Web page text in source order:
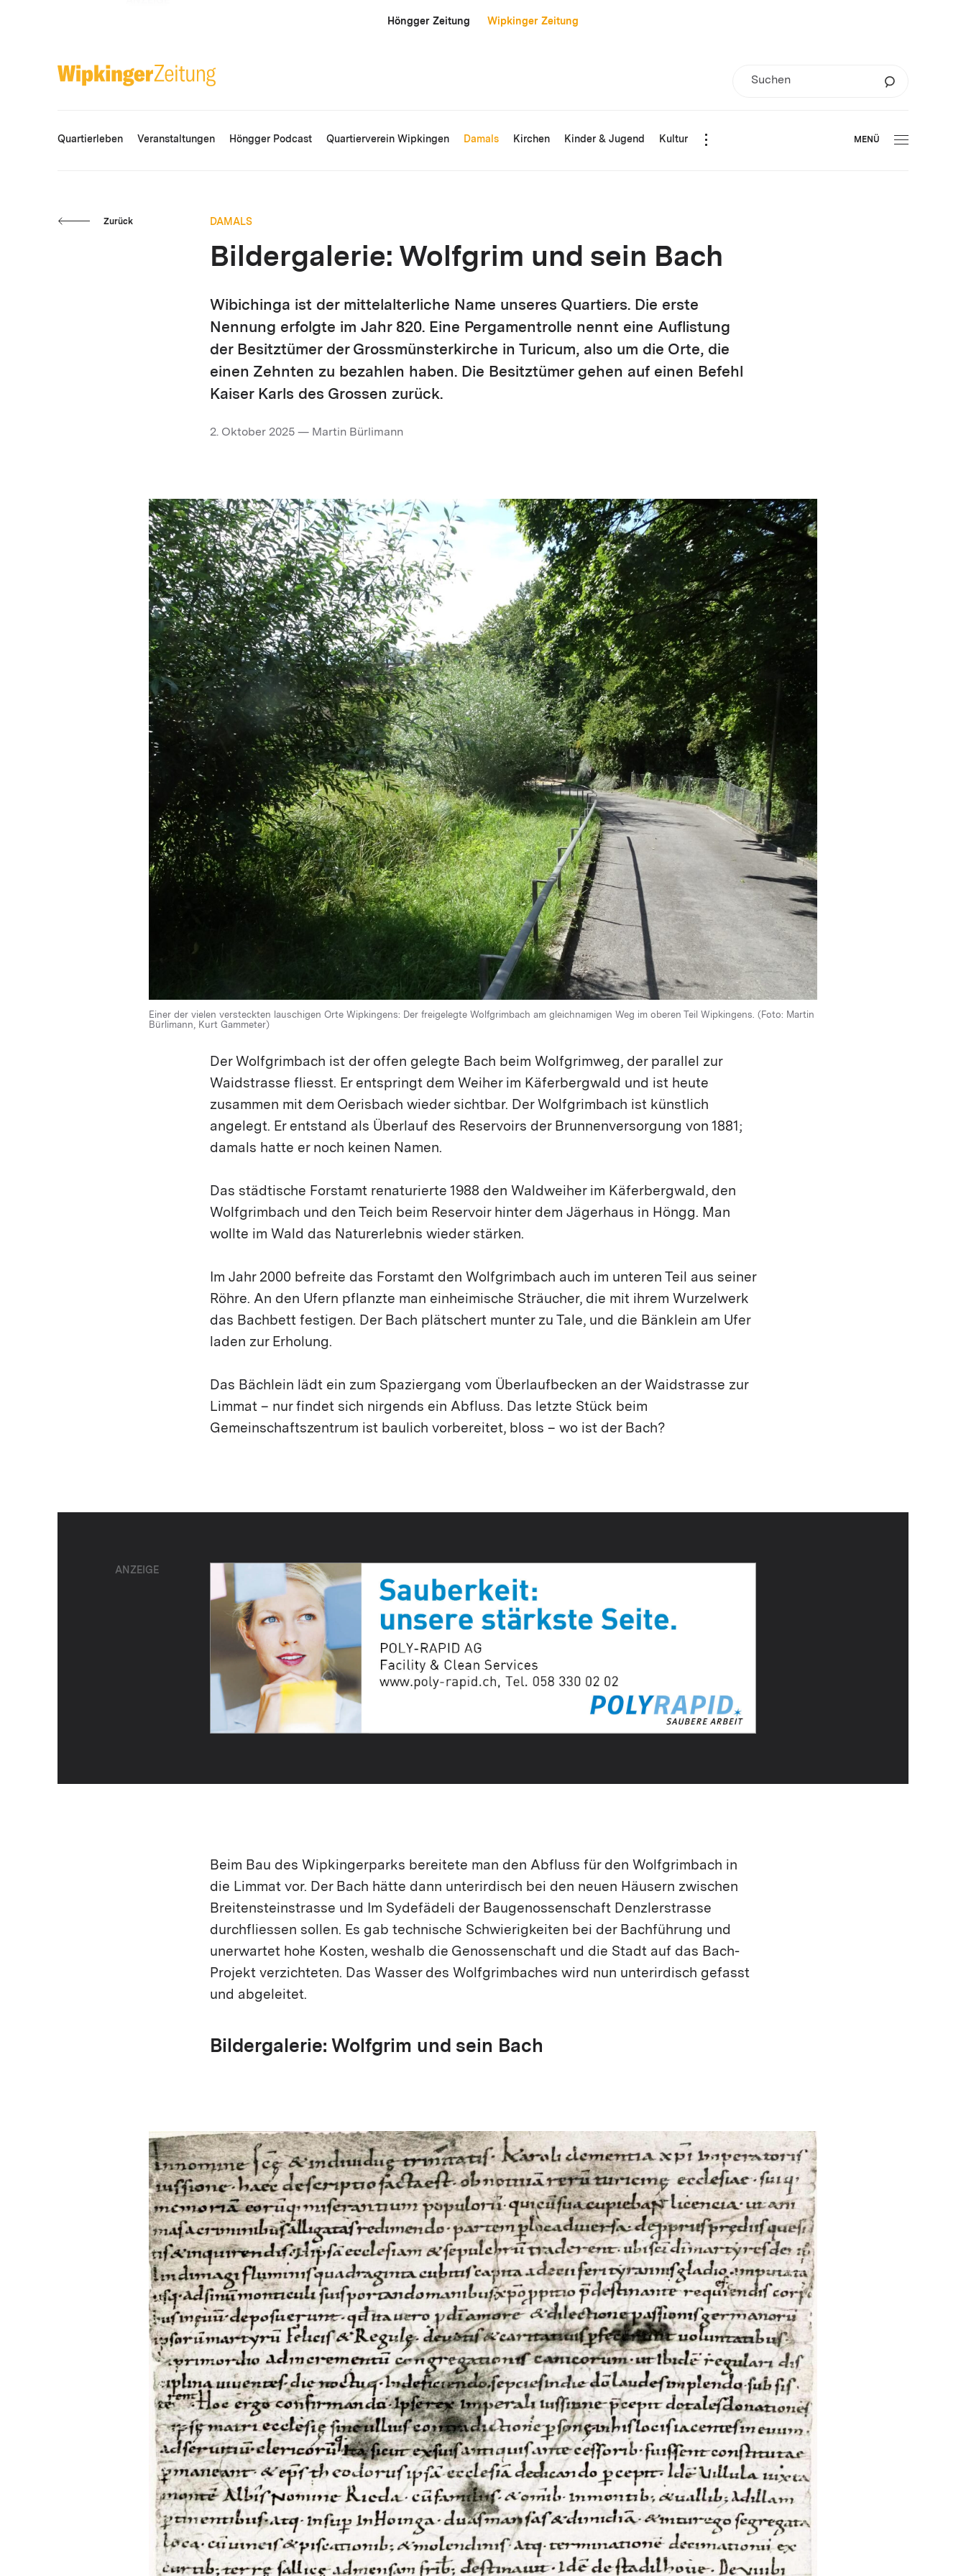
Höngger Zeitung Wipkinger Zeitung
Quartierleben Veranstaltungen Höngger Podcast Quartierverein Wipkingen Damals Kirchen Kinder & Jugend Kultur MENÜ
Zurück DAMALS
Bildergalerie: Wolfgrim und sein Bach
Wibichinga ist der mittelalterliche Name unseres Quartiers. Die erste
Nennung erfolgte im Jahr 820. Eine Pergamentrolle nennt eine Auflistung
der Besitztümer der Grossmünsterkirche in Turicum, also um die Orte, die
einen Zehnten zu bezahlen haben. Die Besitztümer gehen auf einen Befehl
Kaiser Karls des Grossen zurück.
2. Oktober 2025 — Martin Bürlimann
Einer der vielen versteckten lauschigen Orte Wipkingens: Der freigelegte Wolfgrimbach am gleichnamigen Weg im oberen Teil Wipkingens. (Foto: Martin
Bürlimann, Kurt Gammeter)
Der Wolfgrimbach ist der offen gelegte Bach beim Wolfgrimweg, der parallel zur
Waidstrasse fliesst. Er entspringt dem Weiher im Käferbergwald und ist heute
zusammen mit dem Oerisbach wieder sichtbar. Der Wolfgrimbach ist künstlich
angelegt. Er entstand als Überlauf des Reservoirs der Brunnenversorgung von 1881;
damals hatte er noch keinen Namen.
Das städtische Forstamt renaturierte 1988 den Waldweiher im Käferbergwald, den
Wolfgrim­bach und den Teich beim Reservoir hinter dem Jägerhaus in Höngg. Man
wollte im Wald das Naturerlebnis wieder stärken.
Im Jahr 2000 befreite das Forstamt den Wolfgrimbach auch im unteren Teil aus seiner
Röhre. An den Ufern pflanzte man ein­heimische Sträucher, die mit ihrem Wurzelwerk
das Bachbett festigen. Der Bach plätschert mun­ter zu Tale, und die Bänklein am Ufer
laden zur Erholung.
Das Bächlein lädt ein zum Spaziergang vom Über­laufbecken an der Waidstrasse zur
Limmat – nur findet sich nirgends ein Abfluss. Das letzte Stück beim
Gemeinschaftszentrum ist baulich vorbereitet, bloss – wo ist der Bach?
ANZEIGE
Beim Bau des Wipkingerparks bereitete man den Abfluss für den Wolfgrimbach in
die Lim­mat vor. Der Bach hätte dann unterirdisch bei den neuen Häusern zwischen
Breitensteinstrasse und Im Sydefädeli der Baugenossenschaft Denz­lerstrasse
durchfliessen sollen. Es gab technische Schwierigkeiten bei der Bachführung und
uner­wartet hohe Kosten, weshalb die Genossenschaft und die Stadt auf das Bach-
Projekt verzichteten. Das Wasser des Wolfgrimbaches wird nun un­terirdisch gefasst
und abgeleitet.
Bildergalerie: Wolfgrim und sein Bach